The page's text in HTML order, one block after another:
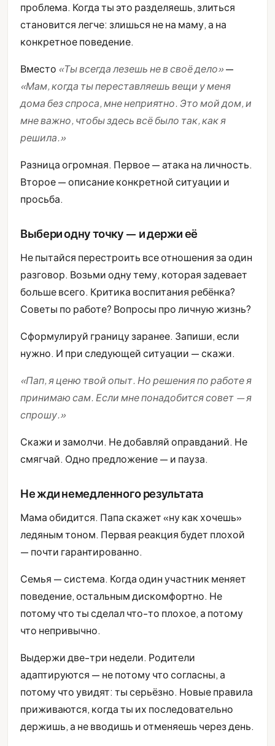
проблема. Когда ты это разделяешь, злиться
становится легче: злишься не на маму, а на
конкретное поведение.
Вместо «Ты всегда лезешь не в своё дело»—
«Мам, когда ты переставляешь вещи у меня
дома без спроса, мне неприятно. Это мой дом, и
мне важно, чтобы здесь всё было так, как я
решила.»
Разница огромная. Первое — атака на личность.
Второе — описание конкретной ситуации и
просьба.
Выбери одну точку — и держи её
Не пытайся перестроить все отношения за один
разговор. Возьми одну тему, которая задевает
больше всего. Критика воспитания ребёнка?
Советы по работе? Вопросы про личную жизнь?
Сформулируй границу заранее. Запиши, если
нужно. И при следующей ситуации — скажи.
«Пап, я ценю твой опыт. Но решения по работе я
принимаю сам. Если мне понадобится совет — я
спрошу.»
Скажи и замолчи. Не добавляй оправданий. Не
смягчай. Одно предложение — и пауза.
Не жди немедленного результата
Мама обидится. Папа скажет «ну как хочешь»
ледяным тоном. Первая реакция будет плохой
— почти гарантированно.
Семья — система. Когда один участник меняет
поведение, остальным дискомфортно. Не
потому что ты сделал что-то плохое, а потому
что непривычно.
Выдержи две-три недели. Родители
адаптируются — не потому что согласны, а
потому что увидят: ты серьёзно. Новые правила
приживаются, когда ты их последовательно
держишь, а не вводишь и отменяешь через день.